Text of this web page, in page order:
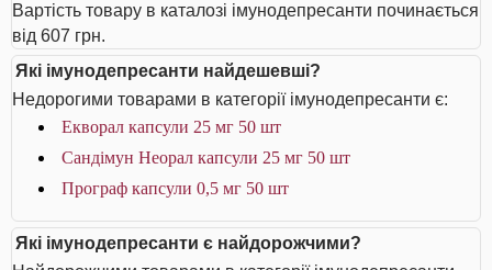
Вартість товару в каталозі імунодепресанти починається
від 607 грн.
Які імунодепресанти найдешевші?
Недорогими товарами в категорії імунодепресанти є:
Екворал капсули 25 мг 50 шт
Сандімун Неорал капсули 25 мг 50 шт
Програф капсули 0,5 мг 50 шт
Які імунодепресанти є найдорожчими?